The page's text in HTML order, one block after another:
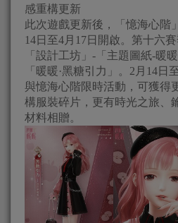
感重構更新
此次遊戲更新後，「憶海心階
14日至4月17日開啟。第十六
「設計工坊」-「主題圖紙-暖
「暖暖·黑糖引力」。2月14日
與憶海心階限時活動，可獲得
構服裝碎片，更有時光之旅、
材料相贈。